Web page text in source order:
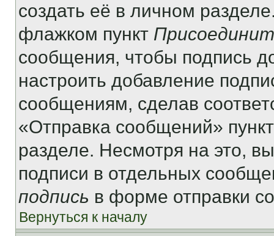
создать её в личном
флажком пункт
сообщения, чтобы подпись
настроить добавление
сообщениям, сделав
«Отправка сообщений»
разделе. Несмотря на это,
подписи в отдельных
подпись в форме отправки
Вернуться к началу